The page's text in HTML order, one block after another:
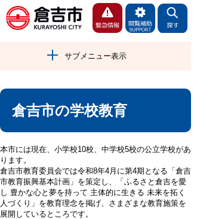
サブメニュー表示
倉吉市の学校教育
本市には現在、小学校10校、中学校5校の公立学校があ
ります。
倉吉市教育委員会では令和8年4月に第4期となる「倉吉
市教育振興基本計画」を策定し、「ふるさと倉吉を愛
し 豊かな心と夢を持って 主体的に生きる 未来を拓く
人づくり」を教育理念を掲げ、さまざまな教育施策を
展開しているところです。